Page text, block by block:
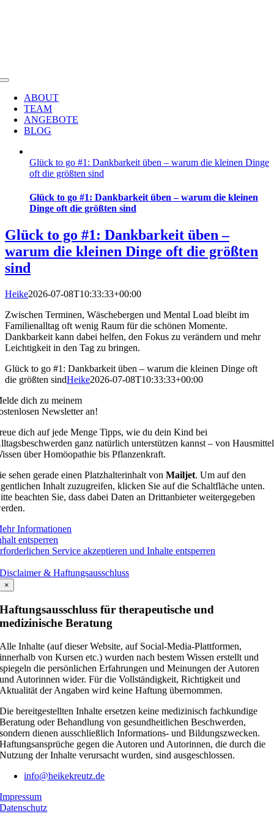
Toggle
NavigationABOUT
TEAM
ANGEBOTE
BLOG
Glück to go #1: Dankbarkeit üben – warum die kleinen Dinge
oft die größten sind
Glück to go #1: Dankbarkeit üben – warum die kleinen
Dinge oft die größten sind
Glück to go #1: Dankbarkeit üben –
warum die kleinen Dinge oft die größten
sind
Heike2026-07-08T10:33:33+00:00
Zwischen Terminen, Wäschebergen und Mental Load bleibt im
Familienalltag oft wenig Raum für die schönen Momente.
Dankbarkeit kann dabei helfen, den Fokus zu verändern und mehr
Leichtigkeit in den Tag zu bringen.
Glück to go #1: Dankbarkeit üben – warum die kleinen Dinge oft
die größten sindHeike2026-07-08T10:33:33+00:00
dich zu meinem
Newsletter an!
dich auf jede Menge Tipps, wie du dein Kind bei
ganz natürlich unterstützen kannst – von
über Homöopathie bis Pflanzenkraft.
sehen gerade einen Platzhalterinhalt vonMailjet. Um auf den
Inhalt zuzugreifen, klicken Sie auf die Schaltfläche unten.
beachten Sie, dass dabei Daten an Drittanbieter weitergegeben
Informationen
entsperren
Service akzeptieren und Inhalte entsperren
Disclaimer & Haftungsausschluss
×
Haftungsausschluss für therapeutische und
medizinische Beratung
Alle Inhalte (auf dieser Website, auf Social-Media-Plattformen,
innerhalb von Kursen etc.) wurden nach bestem Wissen erstellt und
spiegeln die persönlichen Erfahrungen und Meinungen der Autoren
und Autorinnen wider. Für die Vollständigkeit, Richtigkeit und
Aktualität der Angaben wird keine Haftung übernommen.
Die bereitgestellten Inhalte ersetzen keine medizinisch fachkundige
Beratung oder Behandlung von gesundheitlichen Beschwerden,
sondern dienen ausschließlich Informations- und Bildungszwecken.
Haftungsansprüche gegen die Autoren und Autorinnen, die durch die
Nutzung der Inhalte verursacht wurden, sind ausgeschlossen.
info@heikekreutz.de
Impressum
Datenschutz